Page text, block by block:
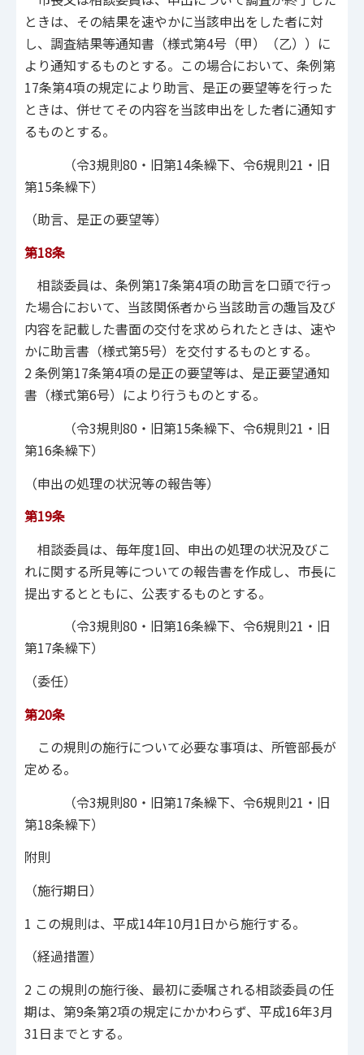
ときは、その結果を速やかに当該申出をした者に対
し、調査結果等通知書（様式第4号（甲）（乙））に
より通知するものとする。この場合において、条例第
17条第4項の規定により助言、是正の要望等を行った
ときは、併せてその内容を当該申出をした者に通知す
るものとする。
（令3規則80・旧第14条繰下、令6規則21・旧
第15条繰下）
（助言、是正の要望等）
第18条
相談委員は、条例第17条第4項の助言を口頭で行っ
た場合において、当該関係者から当該助言の趣旨及び
内容を記載した書面の交付を求められたときは、速や
かに助言書（様式第5号）を交付するものとする。
2 条例第17条第4項の是正の要望等は、是正要望通知
書（様式第6号）により行うものとする。
（令3規則80・旧第15条繰下、令6規則21・旧
第16条繰下）
（申出の処理の状況等の報告等）
第19条
相談委員は、毎年度1回、申出の処理の状況及びこ
れに関する所見等についての報告書を作成し、市長に
提出するとともに、公表するものとする。
（令3規則80・旧第16条繰下、令6規則21・旧
第17条繰下）
（委任）
第20条
この規則の施行について必要な事項は、所管部長が
定める。
（令3規則80・旧第17条繰下、令6規則21・旧
第18条繰下）
附則
（施行期日）
1 この規則は、平成14年10月1日から施行する。
（経過措置）
2 この規則の施行後、最初に委嘱される相談委員の任
期は、第9条第2項の規定にかかわらず、平成16年3月
31日までとする。